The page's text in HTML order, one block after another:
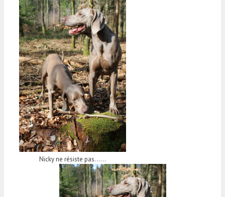
Nicky ne résiste pas……